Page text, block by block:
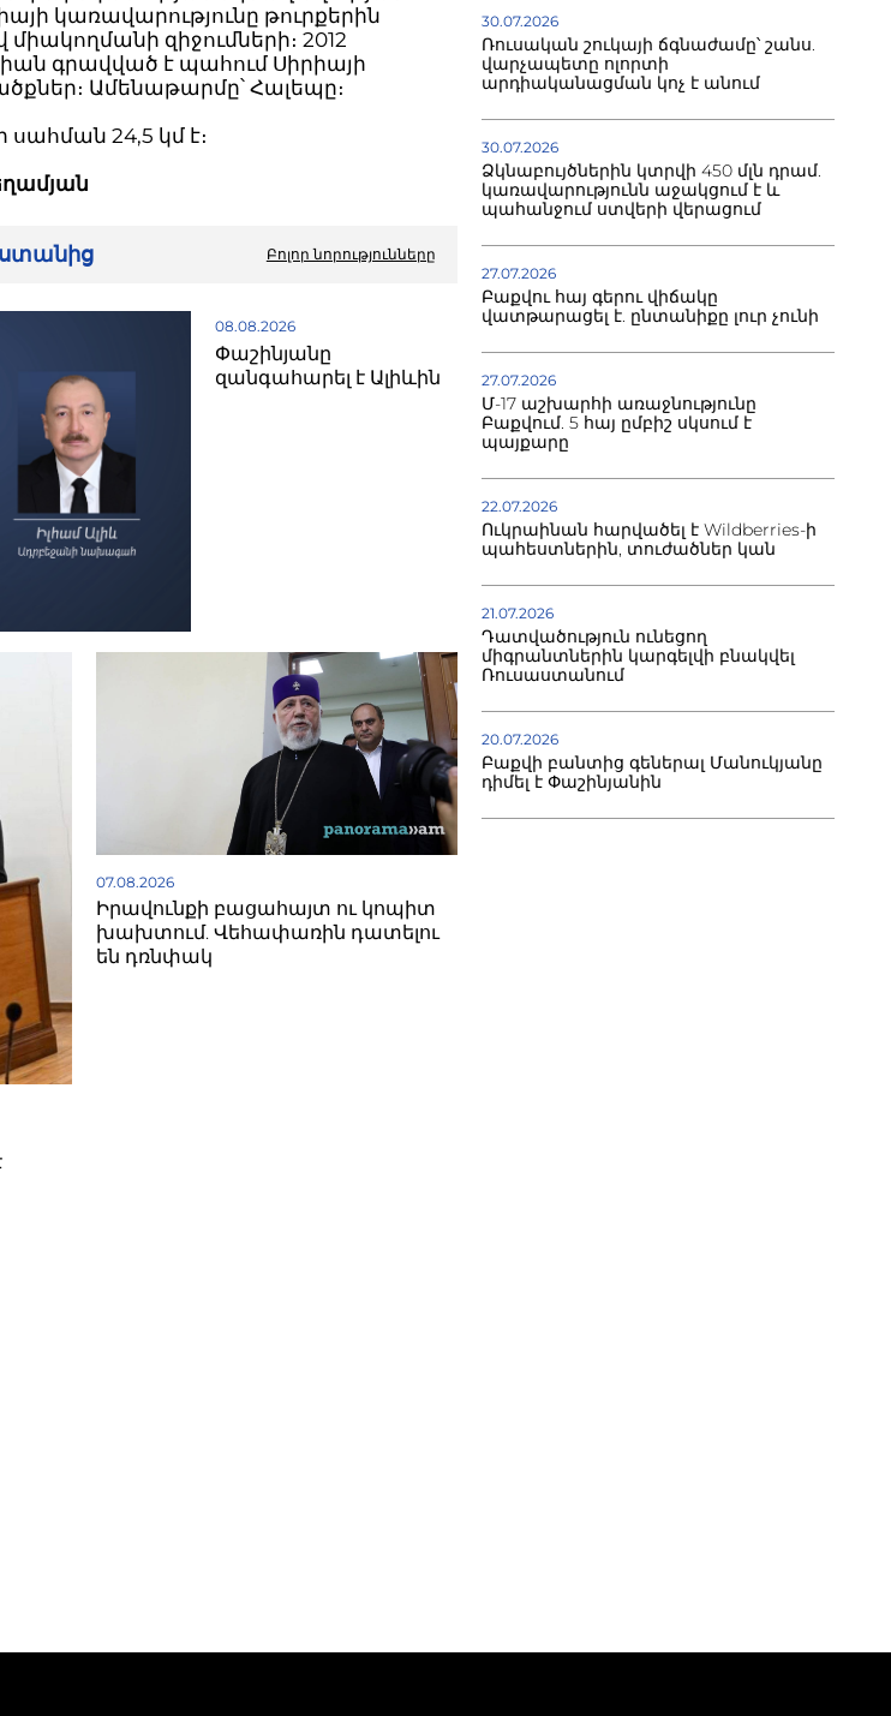
կառավարությունը թուրքերին
զիջումների։ 2012
գրավված է պահում Սիրիայի
Ամենաթարմը՝ Հալեպը։
24,5 կմ է։
Բոլոր նորությունները
08.08.2026
Փաշինյանը
զանգահարել է Ալիևին
07.08.2026
Իրավունքի բացահայտ ու կոպիտ
խախտում. Վեհափառին դատելու
են դռնփակ
30.07.2026
Ռուսական շուկայի ճգնաժամը՝ շանս.
վարչապետը ոլորտի
արդիականացման կոչ է անում
30.07.2026
Ձկնաբույծներին կտրվի 450 մլն դրամ.
կառավարությունն աջակցում է և
պահանջում ստվերի վերացում
27.07.2026
Բաքվու հայ գերու վիճակը
վատթարացել է. ընտանիքը լուր չունի
27.07.2026
Մ-17 աշխարհի առաջնությունը
Բաքվում. 5 հայ ըմբիշ սկսում է
պայքարը
22.07.2026
Ուկրաինան հարվածել է Wildberries-ի
պահեստներին, տուժածներ կան
21.07.2026
Դատվածություն ունեցող
միգրանտներին կարգելվի բնակվել
Ռուսաստանում
20.07.2026
Բաքվի բանտից գեներալ Մանուկյանը
դիմել է Փաշինյանին